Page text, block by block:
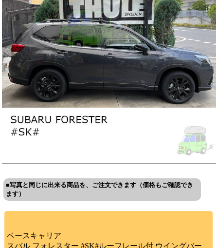
■写真と同じに出来る商品を、ご注文できます（価格もご確認でき
ます）
ベースキャリア
スバル フォレスター #SK#ルーフレール付 ウイングバー